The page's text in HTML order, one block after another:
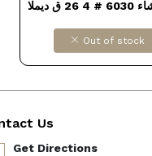
ق ديملا
Out of stock
Us
Get Directions